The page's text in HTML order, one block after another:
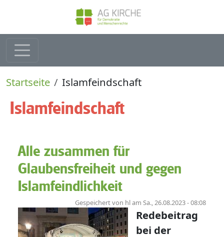
Direkt zum Inhalt
Pfadnavigation
Startseite Islamfeindschaft
Islamfeindschaft
Alle zusammen für
Glaubensfreiheit und gegen
Islamfeindlichkeit
Gespeichert von hlam Sa., 26.08.2023 - 08:08
Redebeitrag
bei der